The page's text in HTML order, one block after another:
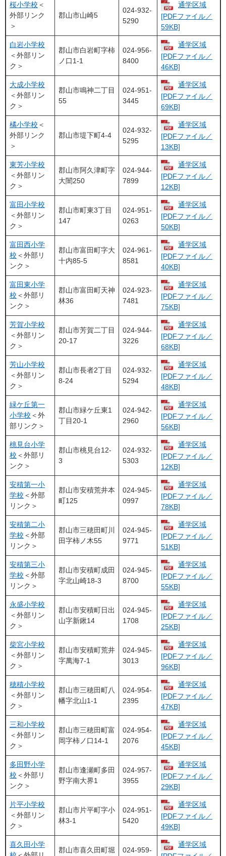
桜小学校 ＜
外部リンク
＞
郡山市山崎5
024-932-
5290
通学区域
[PDFファイル／
59KB]
白岩小学校
＜外部リン
ク＞
郡山市白岩町字柿
ノ口1-1
024-956-
8400
通学区域
[PDFファイル／
46KB]
大成小学校
＜外部リン
ク＞
郡山市鳴神二丁目
55
024-951-
3445
通学区域
[PDFファイル／
69KB]
橘小学校 ＜
外部リンク
＞
​郡山市堤下町4-4
024-932-
5295
通学区域
[PDFファイル／
13KB]
東芳小学校
＜外部リン
ク＞
​郡山市阿久津町字
大闇250
024-944-
7899
通学区域
[PDFファイル／
12KB]
富田小学校
＜外部リン
ク＞
郡山市町東3丁目
147
024-951-
0263
通学区域
[PDFファイル／
50KB]
富田西小学
校 ＜外部リ
ンク＞
郡山市富田町字大
十内85-5
024-961-
8581
通学区域
[PDFファイル／
40KB]
富田東小学
校 ＜外部リ
ンク＞
郡山市富田町天神
林36
024-923-
7481
通学区域
[PDFファイル／
75KB]
芳賀小学校
＜外部リン
ク＞
郡山市芳賀二丁目
20-17
024-944-
3226
通学区域
[PDFファイル／
68KB]
芳山小学校
＜外部リン
ク＞
郡山市長者2丁目
8-24
024-932-
5294
通学区域
[PDFファイル／
48KB]
緑ケ丘第一
小学校 ＜外
部リンク＞
郡山市緑ケ丘東1
丁目20-1
024-942-
2960
通学区域
[PDFファイル／
56KB]
桃見台小学
校 ＜外部リ
ンク＞
郡山市桃見台12-
3
024-932-
5303
通学区域
[PDFファイル／
12KB]
安積第一小
学校 ＜外部
リンク＞
郡山市安積荒井本
町125
024-945-
0997
通学区域
[PDFファイル／
78KB]
安積第二小
学校 ＜外部
リンク＞
郡山市三穂田町川
田字柿ノ木55
024-945-
9771
通学区域
[PDFファイル／
51KB]
安積第三小
学校 ＜外部
リンク＞
郡山市安積町成田
字北山崎18-3
024-945-
8700
通学区域
[PDFファイル／
55KB]
永盛小学校
＜外部リン
ク＞
郡山市安積町日出
山字新鍬14
024-945-
1708
通学区域
[PDFファイル／
25KB]
柴宮小学校
＜外部リン
ク＞
郡山市安積町荒井
字萬海7-1
024-945-
3013
通学区域
[PDFファイル／
96KB]
穂積小学校
＜外部リン
ク＞
郡山市三穂田町八
幡字北山1-1
024-954-
2395
通学区域
[PDFファイル／
47KB]
三和小学校
＜外部リン
ク＞
郡山市三穂田町富
岡字柿ノ口14-1
024-954-
2076
通学区域
[PDFファイル／
45KB]
多田野小学
校 ＜外部リ
ンク＞
郡山市逢瀬町多田
野字南大界1
024-957-
3955
通学区域
[PDFファイル／
29KB]
片平小学校
＜外部リン
ク＞
郡山市片平町字小
林3-1
024-951-
5420
通学区域
[PDFファイル／
49KB]
喜久田小学
郡山市喜久田町堀 024-959-
通学区域